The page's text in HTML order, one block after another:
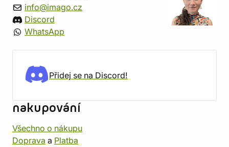
info@imago.cz
Discord
WhatsApp
Přidej se na Discord!
nakupování
Všechno o nákupu
Doprava a Platba